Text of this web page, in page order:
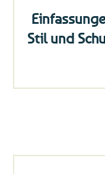
Stil und